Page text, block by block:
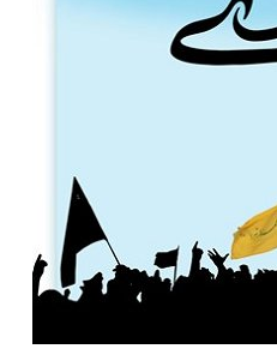
ورزشی پنج‌شنبه ۱۵ مرداد ۱۴۰۵